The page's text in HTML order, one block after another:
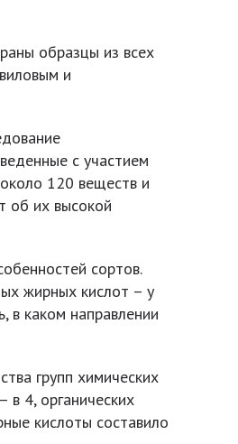
образцы из всех
и
с участием
120 веществ и
об их высокой
сортов.
жирных кислот – у
в каком направлении
групп химических
4, органических
кислоты составило